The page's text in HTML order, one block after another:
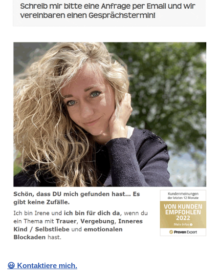
😃 Kontaktiere mich.